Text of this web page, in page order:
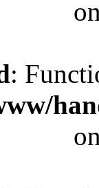
: